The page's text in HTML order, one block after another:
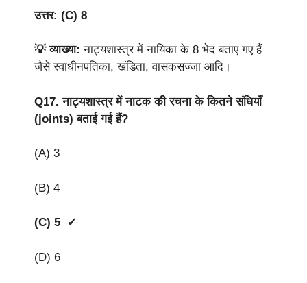
उत्तर: (C) 8
💡 व्याख्या:नाट्यशास्त्र में नायिका के 8 भेद बताए गए हैं
जैसे स्वाधीनपतिका, खंडिता, वासकसज्जा आदि।
Q17.नाट्यशास्त्र में नाटक की रचना के कितने संधियाँ
(joints) बताई गई हैं?
(A) 3
(B) 4
(C) 5 ✓
(D) 6